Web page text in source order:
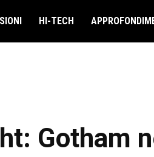
HI-TECH
Gotham